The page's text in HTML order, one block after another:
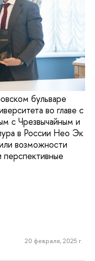
бульваре
во главе с
с Чрезвычайным и
в России Нео Эк
возможности
перспективные
20 февраля, 2025 г.